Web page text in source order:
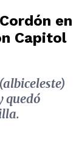
en
Capitol
quedó